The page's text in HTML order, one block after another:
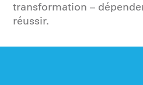
transformation –
réussir.